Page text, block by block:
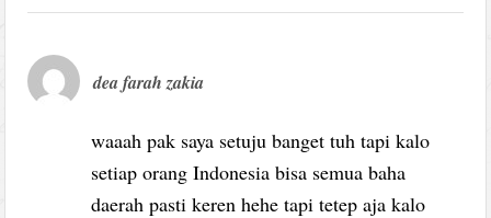
dea farah zakia
waaah pak saya setuju banget tuh tapi kalo
setiap orang Indonesia bisa semua baha
daerah pasti keren hehe tapi tetep aja kalo